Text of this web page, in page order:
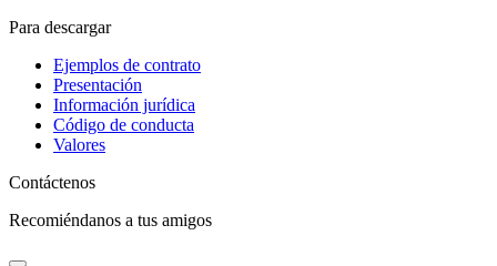
Para descargar
Ejemplos de contrato
Presentación
Información jurídica
Código de conducta
Valores
Contáctenos
Recomiéndanos a tus amigos